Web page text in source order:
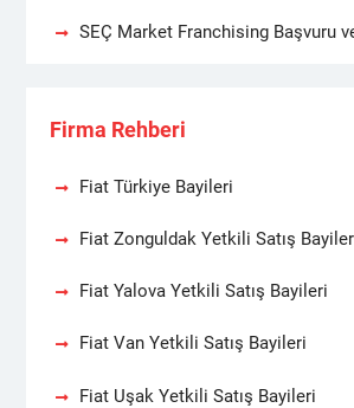
SEÇ Market Franchising Başvuru
Firma Rehberi
Fiat Türkiye Bayileri
Fiat Zonguldak Yetkili Satış
Fiat Yalova Yetkili Satış Bayileri
Fiat Van Yetkili Satış Bayileri
Fiat Uşak Yetkili Satış Bayileri